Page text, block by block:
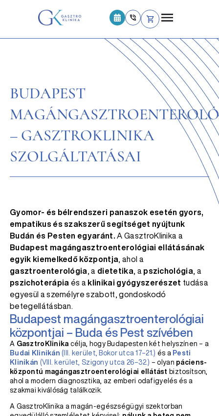
BUDAPEST
– GASZTROKLINIKA
SZOLGÁLTATÁSAI
Gyomor- és bélrendszeri panaszok esetén gyors,
empatikus és szakszerű segítséget nyújtunk
Budán és Pesten egyaránt. A GasztroKlinika a
Budapest magángasztroenterológiai ellátásának
egyik kiemelkedő központja , ahol a
gasztroenterológia , a dietetika , a pszichológia , a
pszichoterápia és a klinikai gyógyszerészet tudása
egyesül a személyre szabott, gondoskodó
betegellátásban.
Budapest magángasztroenterológiai
központjai – Buda és Pest szívében
A GasztroKlinika célja, hogy Budapesten két helyszínen – a
Budai Klinikán (III. kerület, Bokor utca 17–21.) és a Pesti
Klinikán (VIII. kerület, Szigony utca 26–32.) – olyan páciens-
központú magángasztroenterológiai ellátást biztosítson,
ahol a modern diagnosztika, az emberi odafigyelés és a
szakmai kiválóság találkozik.
A GasztroKlinika a magán-egészségügyi szektorban